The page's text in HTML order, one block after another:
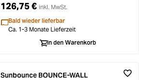
126,75 € inkl. MwSt.
Bald wieder lieferbar
Ca. 1-3 Monate Lieferzeit
In den Warenkorb
Sunbounce BOUNCE-WALL